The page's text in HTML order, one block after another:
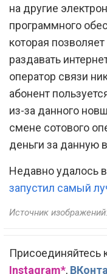
на другие
программного
которая
раздавать
оператор связи
абонент
из-за данного
смене сотового
деньги за данную
Недавно удалось
запустил самый
Источник изображений:
Присоединяйтесь
Instagram*,